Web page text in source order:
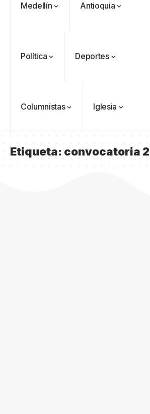
Medellín Antioquia
Política Deportes
Columnistas Iglesia
Etiqueta:convocatoria